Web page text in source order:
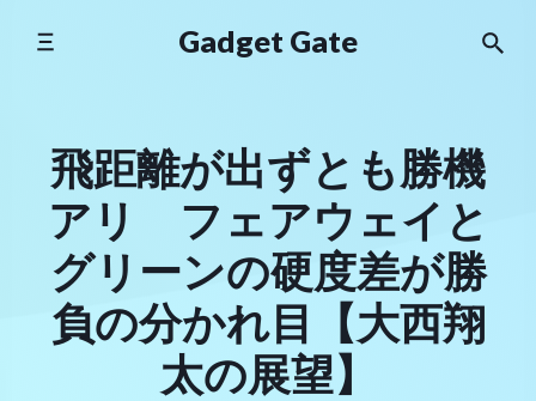
Gadget Gate
飛距離が出ずとも勝機
アリ フェアウェイと
グリーンの硬度差が勝
負の分かれ目【大西翔
太の展望】